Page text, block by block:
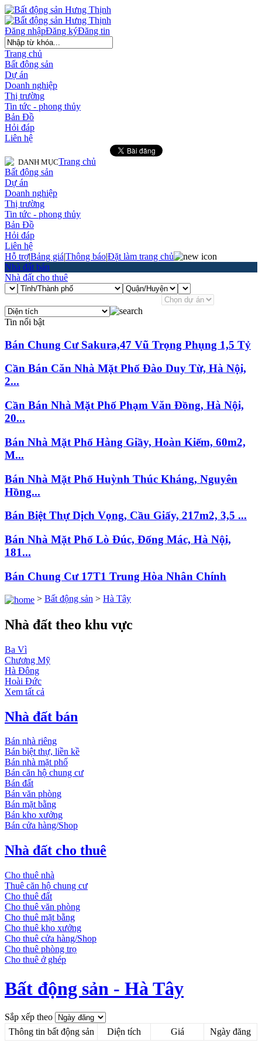
Đăng ký
Đăng nhập Đăng tin
Trang chủ
Bất động sản
Dự án
Doanh nghiệp
Thị trường
Tin tức - phong thủy
Bản Đồ
Hỏi đáp
Liên hệ
DANH MỤCTrang chủ
Bất động sản
Dự án
Doanh nghiệp
Thị trường
Tin tức - phong thủy
Bản Đồ
Hỏi đáp
Liên hệ
Hỗ trợ|Bảng giá|Thông báo|Đặt làm trang chủ
Nhà đất bán
Nhà đất cho thuê
Tin nổi bật
Bán Chung Cư Sakura,47 Vũ Trọng Phụng 1,5 Tỷ
Cần Bán Căn Nhà Mặt Phố Đào Duy Từ, Hà Nội,
2...
Cần Bán Nhà Mặt Phố Phạm Văn Đồng, Hà Nội,
20...
Bán Nhà Mặt Phố Hàng Giầy, Hoàn Kiếm, 60m2,
M...
Bán Nhà Mặt Phố Huỳnh Thúc Kháng, Nguyên
Hồng...
Bán Biệt Thự Dịch Vọng, Cầu Giấy, 217m2, 3,5 ...
Bán Nhà Mặt Phố Lò Đúc, Đống Mác, Hà Nội,
181...
Bán Chung Cư 17T1 Trung Hòa Nhân Chính
> Bất động sản > Hà Tây
Nhà đất theo khu vực
Ba Vì
Chương Mỹ
Hà Đông
Hoài Đức
Xem tất cả
Nhà đất bán
Bán nhà riêng
Bán biệt thự, liền kề
Bán nhà mặt phố
Bán căn hộ chung cư
Bán đất
Bán văn phòng
Bán mặt bằng
Bán kho xưởng
Bán cửa hàng/Shop
Nhà đất cho thuê
Cho thuê nhà
Thuê căn hộ chung cư
Cho thuê đất
Cho thuê văn phòng
Cho thuê mặt bằng
Cho thuê kho xưởng
Cho thuê cửa hàng/Shop
Cho thuê phòng trọ
Cho thuê ở ghép
Bất động sản - Hà Tây
Sắp xếp theo
Thông tin bất động sản
Diện tích Giá Ngày đăng